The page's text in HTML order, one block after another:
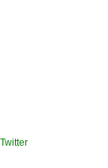
Twitter